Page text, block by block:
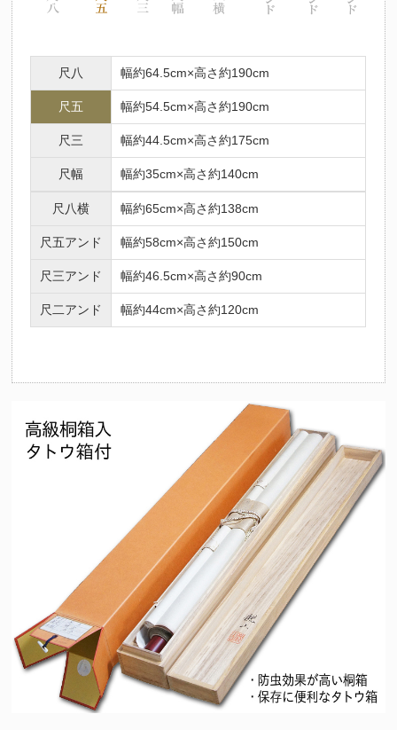
尺八 幅約64.5cm×高さ約190cm
尺五 幅約54.5cm×高さ約190cm
尺三 幅約44.5cm×高さ約175cm
尺幅 幅約35cm×高さ約140cm
尺八横 幅約65cm×高さ約138cm
尺五アンド 幅約58cm×高さ約150cm
尺三アンド 幅約46.5cm×高さ約90cm
尺二アンド 幅約44cm×高さ約120cm